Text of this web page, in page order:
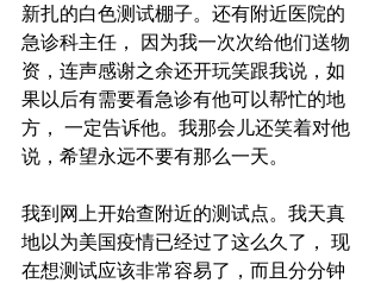
新扎的白色测试棚子。还有附近医院的
急诊科主任， 因为我一次次给他们送物
资，连声感谢之余还开玩笑跟我说，如
果以后有需要看急诊有他可以帮忙的地
方， 一定告诉他。我那会儿还笑着对他
说，希望永远不要有那么一天。
我到网上开始查附近的测试点。我天真
地以为美国疫情已经过了这么久了， 现
在想测试应该非常容易了，而且分分钟